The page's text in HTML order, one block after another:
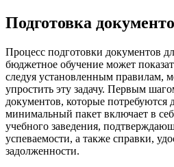
Подготовка
Процесс подготовки документов
бюджетное обучение может
следуя установленным правилам,
упростить эту задачу. Первым
документов, которые потребуются
минимальный пакет включает в
учебного заведения,
успеваемости, а также справки,
задолженности.